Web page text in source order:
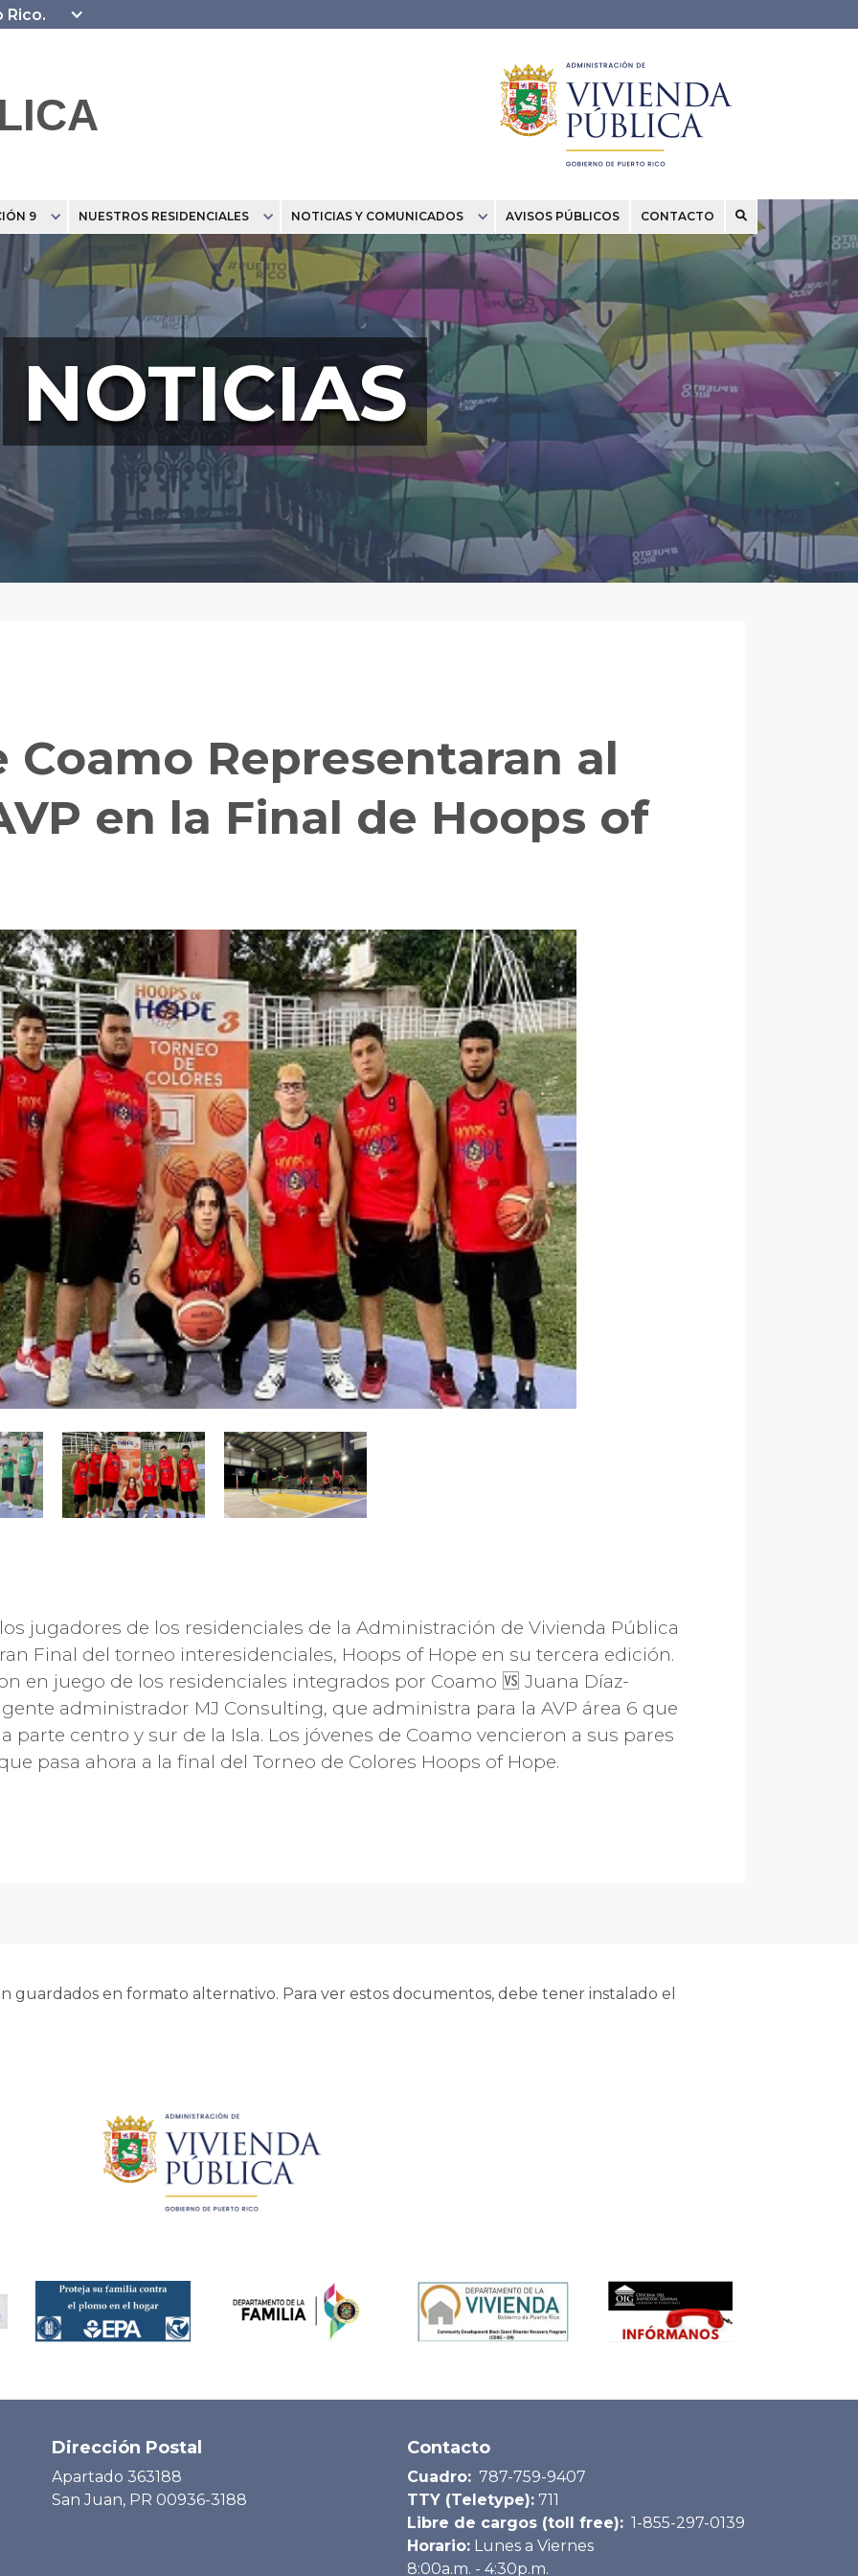
Rico.
9 NUESTROS RESIDENCIALES NOTICIAS Y COMUNICADOS AVISOS PÚBLICOS CONTACTO
NOTICIAS
Coamo Representaran al
en la Final de Hoops of
jugadores de los residenciales de la Administración de Vivienda Pública
Final del torneo interesidenciales, Hoops of Hope en su tercera edición.
en juego de los residenciales integrados por Coamo 🆚 Juana Díaz-
administrador MJ Consulting, que administra para la AVP área 6 que
parte centro y sur de la Isla. Los jóvenes de Coamo vencieron a sus pares
pasa ahora a la final del Torneo de Colores Hoops of Hope.
guardados en formato alternativo. Para ver estos documentos, debe tener instalado el
Dirección Postal
Apartado 363188
San Juan, PR 00936-3188
Contacto
Cuadro: 787-759-9407
TTY (Teletype): 711
Libre de cargos (toll free): 1-855-297-0139
Horario: Lunes a Viernes
8:00a.m. - 4:30p.m.